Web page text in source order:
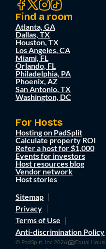
Find a room
Atlanta, GA
Dallas, TX
Houston, TX
Los Angeles, CA
Miami, FL
Orlando, FL
Philadelphia, PA
Phoenix, AZ
San Antonio, TX
Washington, DC
For Hosts
Hosting on PadSplit
Calculate property ROI
Refer a host for $1,000
Events for investors
Host resources blog
Vendor network
Host stories
Sitemap
Privacy
Terms of Use
Anti-discrimination Policy
© PadSplit, Inc 2026
Equal